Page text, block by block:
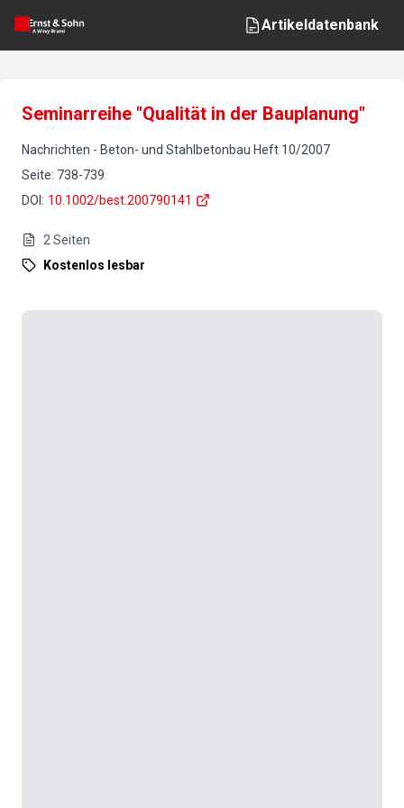
Artikeldatenbank
Seminarreihe "Qualität in der Bauplanung"
Nachrichten - Beton- und Stahlbetonbau Heft 10/2007
Seite: 738-739
DOI : 10.1002/best.200790141
2 Seiten
Kostenlos lesbar